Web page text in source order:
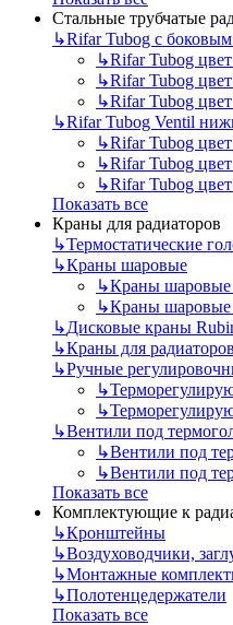
Стальные трубчатые
↳Rifar Tubog с
↳Rifar Tubog
↳Rifar Tubog
↳Rifar Tubog
↳Rifar Tubog Ventil
↳Rifar Tubog
↳Rifar Tubog
↳Rifar Tubog
Показать все
Краны для радиаторов
↳Термостатические
↳Краны шаровые
↳Краны шаровые
↳Краны
↳Дисковые краны
↳Краны для
↳Ручные
↳
↳
↳Вентили под
↳Вентили под
↳Вентили под
Показать все
Комплектующие к
↳Кронштейны
↳Воздуховодчики,
↳Монтажные
↳Полотенцедержатели
Показать все